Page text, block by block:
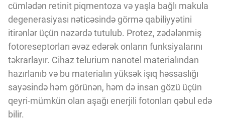
Innovasiya Bələdçisi
Gələcəyin Təhlili
Podkastlar
cümlədən retinit piqmentoza və yaşla bağlı makula
degenerasiyası nəticəsində görmə qabiliyyətini
itirənlər üçün nəzərdə tutulub. Protez, zədələnmiş
fotoreseptorları əvəz edərək onların funksiyalarını
təkrarlayır. Cihaz telurium nanotel materialından
hazırlanıb və bu materialın yüksək işıq həssaslığı
sayəsində həm görünən, həm də insan gözü üçün
qeyri-mümkün olan aşağı enerjili fotonları qəbul edə
bilir.